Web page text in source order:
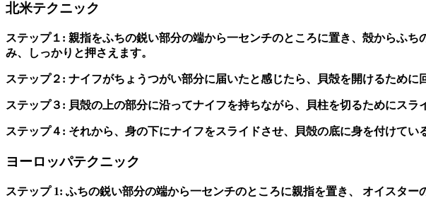
北米テクニック
ステップ１: 親指をふちの鋭い部分の端から一センチのところに置き、殻からふ
み、しっかりと押さえます。
ステップ２: ナイフがちょうつがい部分に届いたと感じたら、貝殻を開けるために
ステップ３: 貝殻の上の部分に沿ってナイフを持ちながら、貝柱を切るためにスラ
ステップ４: それから、身の下にナイフをスライドさせ、貝殻の底に身を付けてい
ヨーロッパテクニック
ステップ 1: ふちの鋭い部分の端から一センチのところに親指を置き、 オイスタ